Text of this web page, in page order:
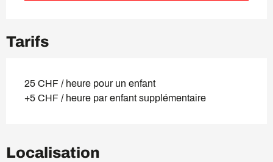
Tarifs
25 CHF / heure pour un enfant
+5 CHF / heure par enfant supplémentaire
Localisation